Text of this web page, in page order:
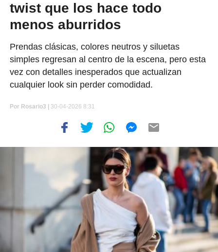
twist que los hace todo
menos aburridos
Prendas clásicas, colores neutros y siluetas
simples regresan al centro de la escena, pero esta
vez con detalles inesperados que actualizan
cualquier look sin perder comodidad.
Por Rosario3 | 30-04-2026 8:31